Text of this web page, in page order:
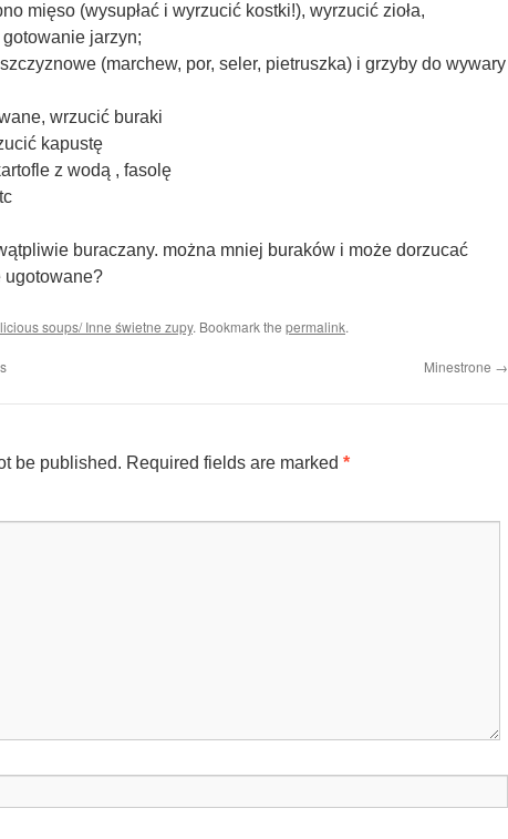
mięso (wysupłać i wyrzucić kostki!), wyrzucić zioła,
jarzyn;
(marchew, por, seler, pietruszka) i grzyby do wywary
wrzucić buraki
kapustę
z wodą , fasolę
buraczany. można mniej buraków i może dorzucać
ugotowane?
soups/ Inne świetne zupy. Bookmark the permalink.
Minestrone →
be published. Required fields are marked *